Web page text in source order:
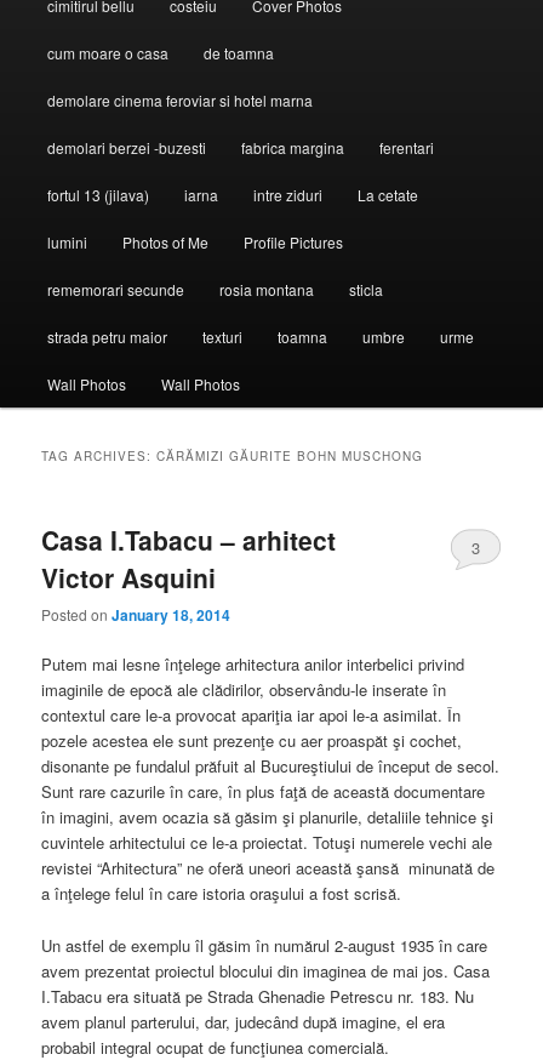
cimitirul bellu costeiu Cover Photos
cum moare o casa de toamna
demolare cinema feroviar si hotel marna
demolari berzei -buzesti fabrica margina ferentari
fortul 13 (jilava) iarna intre ziduri La cetate
lumini Photos of Me Profile Pictures
rememorari secunde rosia montana sticla
strada petru maior texturi toamna umbre urme
Wall Photos Wall Photos
TAG ARCHIVES:CĂRĂMIZI GĂURITE BOHN MUSCHONG
Casa I.Tabacu – arhitect
Victor Asquini
Posted onJanuary 18, 2014
3
Putem mai lesne înţelege arhitectura anilor interbelici privind
imaginile de epocă ale clădirilor, observându-le inserate în
contextul care le-a provocat apariţia iar apoi le-a asimilat. În
pozele acestea ele sunt prezenţe cu aer proaspăt şi cochet,
disonante pe fundalul prăfuit al Bucureştiului de început de secol.
Sunt rare cazurile în care, în plus faţă de această documentare
în imagini, avem ocazia să găsim şi planurile, detaliile tehnice şi
cuvintele arhitectului ce le-a proiectat. Totuşi numerele vechi ale
revistei “Arhitectura” ne oferă uneori această şansă minunată de
a înţelege felul în care istoria oraşului a fost scrisă.
Un astfel de exemplu îl găsim în numărul 2-august 1935 în care
avem prezentat proiectul blocului din imaginea de mai jos. Casa
I.Tabacu era situată pe Strada Ghenadie Petrescu nr. 183. Nu
avem planul parterului, dar, judecând după imagine, el era
probabil integral ocupat de funcţiunea comercială.